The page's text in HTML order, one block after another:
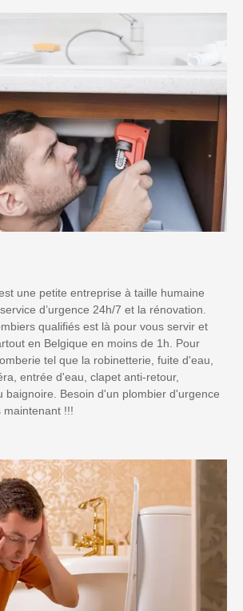
une petite entreprise à taille humaine
d’urgence 24h/7 et la rénovation.
qualifiés est là pour vous servir et
en Belgique en moins de 1h. Pour
tel que la robinetterie, fuite d'eau,
entrée d'eau, clapet anti-retour,
baignoire. Besoin d'un plombier d'urgence
maintenant !!!